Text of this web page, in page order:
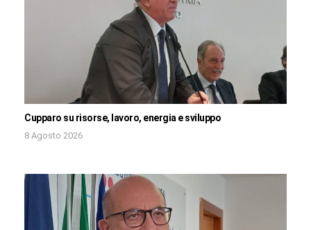
Cupparo su risorse, lavoro, energia e sviluppo
8 Agosto 2026